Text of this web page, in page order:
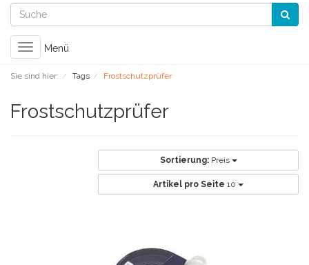
Toggle
navigation
Menü
Sie sind hier: Tags Frostschutzprüfer
Frostschutzprüfer
Sortierung: Preis
Artikel pro Seite 10